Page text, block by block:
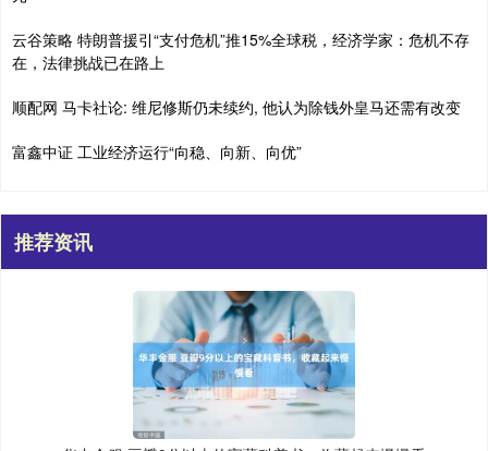
云谷策略 特朗普援引“支付危机”推15%全球税，经济学家：危机不存
在，法律挑战已在路上
顺配网 马卡社论: 维尼修斯仍未续约, 他认为除钱外皇马还需有改变
富鑫中证 工业经济运行“向稳、向新、向优”
推荐资讯